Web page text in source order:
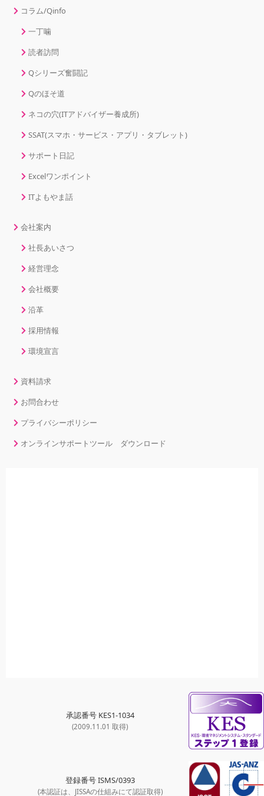
コラム/Qinfo
一丁噛
読者訪問
Qシリーズ奮闘記
Qのほそ道
ネコの穴(ITアドバイザー養成所)
SSAT(スマホ・サービス・アプリ・タブレット)
サポート日記
Excelワンポイント
ITよもやま話
会社案内
社長あいさつ
経営理念
会社概要
沿革
採用情報
環境宣言
資料請求
お問合わせ
プライバシーポリシー
オンラインサポートツール ダウンロード
承認番号 KES1-1034
(2009.11.01 取得)
登録番号 ISMS/0393
(本認証は、JISSAの仕組みにて認証取得)